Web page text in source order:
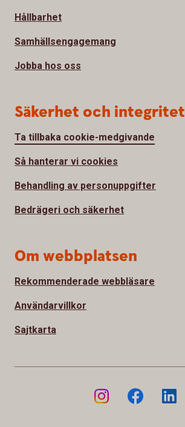
Hållbarhet
Samhällsengagemang
Jobba hos oss
Säkerhet och integritet
Ta tillbaka cookie-medgivande
Så hanterar vi cookies
Behandling av personuppgifter
Bedrägeri och säkerhet
Om webbplatsen
Rekommenderade webbläsare
Användarvillkor
Sajtkarta